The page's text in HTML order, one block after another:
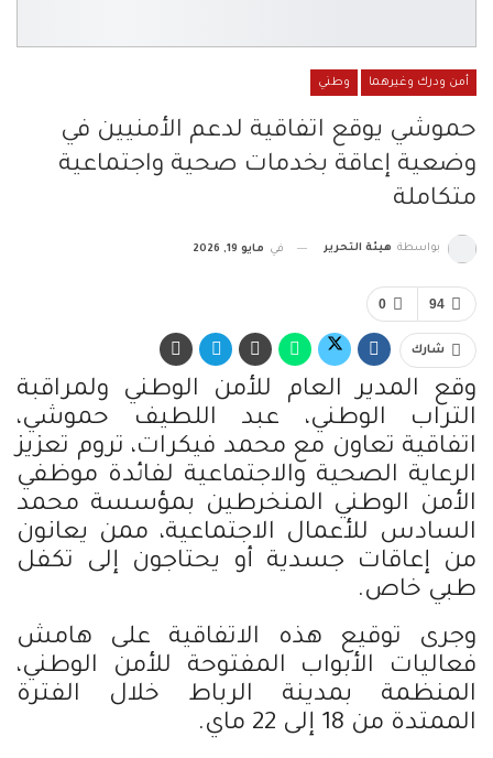
أمن ودرك وغيرهما وطني
حموشي يوقع اتفاقية لدعم الأمنيين في
وضعية إعاقة بخدمات صحية واجتماعية
متكاملة
بواسطة هيئة التحرير في مايو 19, 2026
0 94
شارك
وقع المدير العام للأمن الوطني ولمراقبة
التراب الوطني، عبد اللطيف حموشي،
اتفاقية تعاون مع محمد فيكرات، تروم تعزيز
الرعاية الصحية والاجتماعية لفائدة موظفي
الأمن الوطني المنخرطين بمؤسسة محمد
السادس للأعمال الاجتماعية، ممن يعانون
من إعاقات جسدية أو يحتاجون إلى تكفل
طبي خاص.
وجرى توقيع هذه الاتفاقية على هامش
فعاليات الأبواب المفتوحة للأمن الوطني،
المنظمة بمدينة الرباط خلال الفترة
الممتدة من 18 إلى 22 ماي.